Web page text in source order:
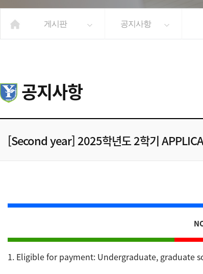
게시판 공지사항
공지사항
[Second year] 2025학년도 2학기
1. Eligible for payment: Undergraduate, graduate